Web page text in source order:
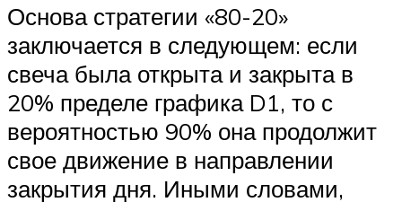
Основа стратегии «80-20»
заключается в следующем: если
свеча была открыта и закрыта в
20% пределе графика D1, то с
вероятностью 90% она продолжит
свое движение в направлении
закрытия дня. Иными словами,